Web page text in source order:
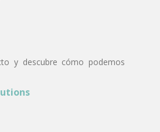
y descubre cómo podemos